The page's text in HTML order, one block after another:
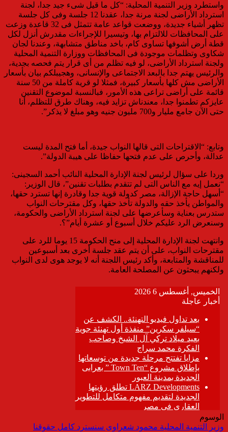
واستطرد وزير التنمية المحلية: “كل ما قيل شىء جيد جدا، لجنة
استرداد الأراضى لجنة مرنة جدا، عقدنا 12 جلسة وفى كل جلسة
تظهر أشياء جديدة، ووضعت قواعد عامة تتمثل فى 32 قاعدة وزعت
على المحافظات للالتزام بها، وتيسيرا للإجراءات مقدرش أنزل لكل
قطة أرض أشوفها تساوى كام، باخد مناطق متشابهة، وعندنا لجان
شكاوى وتظلمات موجودة فى المحافظات ووزارة التنمية المحلية
ولجنة استرداد الأراضى، لو فيه تظلم من أى قرار يتم فحصه بجدية،
والرئيس يهتم جدا بالبعد الاجتماعى والإنسانى، وهجيبلكم بيان بأسعار
الأراضى مش كلها بأسعار كبيرة، فمثلا لو قرية كاملة من 50 سنة
قائمة على أراضى تراعى هذه الأمور، فبالنسبة لموضوع التقنين
عايزكم تطمنوا جدا، معندناش تزايد فيه، وهناك طرق للتظلم، أنا
حتى الآن جامع مليار و700 مليون جنيه وهو مبلغ لا يذكر”.
وتابع: “الاقتراحات التى قالها النواب جيدة، أما فتح المدة ليست
عدالة، وأحرص على عدم فتحها حفاظا على هيبة الدولة”.
وردا على سؤال لرئيس لجنة الإدارة المحلية النائب أحمد السجينى:
“نعمل إيه مع الناس التى لم تتقدم بطلبات تقنين”، قال الوزير:
“أسهل حاجة الإزالة، مصر كدولة قوية جدا وقادرة إنها تسترد حقها،
والمواطن يأخذ حقه والدولة تأخذ حقها، وكل مقترحات النواب
ستدرس بعناية وسأعرضها على لجنة استرداد الأراضى والحكومة،
وسنعرض الرد عليكم خلال أسبوع أو عشرة أيام”؟.
وانتهت لجنة الإدارة المحلية إلى منح الحكومة 15 يوما للرد على
مقترحات النواب، على أن يتم عقد جلسة أخرى بعد أسبوعين
للمناقشة والمتابعة، وأكد رئيس اللجنة أنه لا يوجد هوى لدى النواب
ولكنهم يبحثون عن المصلحة العامة.
الوسوم
وزير التنمية المحلية محمود شعراوى سنسترد كامل حقوقنا